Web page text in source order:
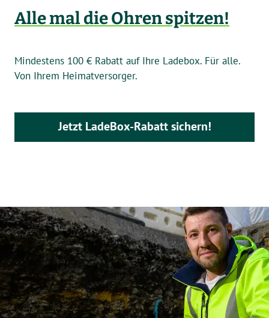
Alle mal die Ohren spitzen!
Mindestens 100 € Rabatt auf Ihre Ladebox. Für alle.
Von Ihrem Heimatversorger.
Jetzt LadeBox-Rabatt sichern!